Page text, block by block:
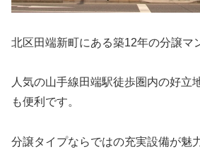
北区田端新町にある築12年の分譲マ
人気の山手線田端駅徒歩圏内の好立
も便利です。
分譲タイプならではの充実設備が魅